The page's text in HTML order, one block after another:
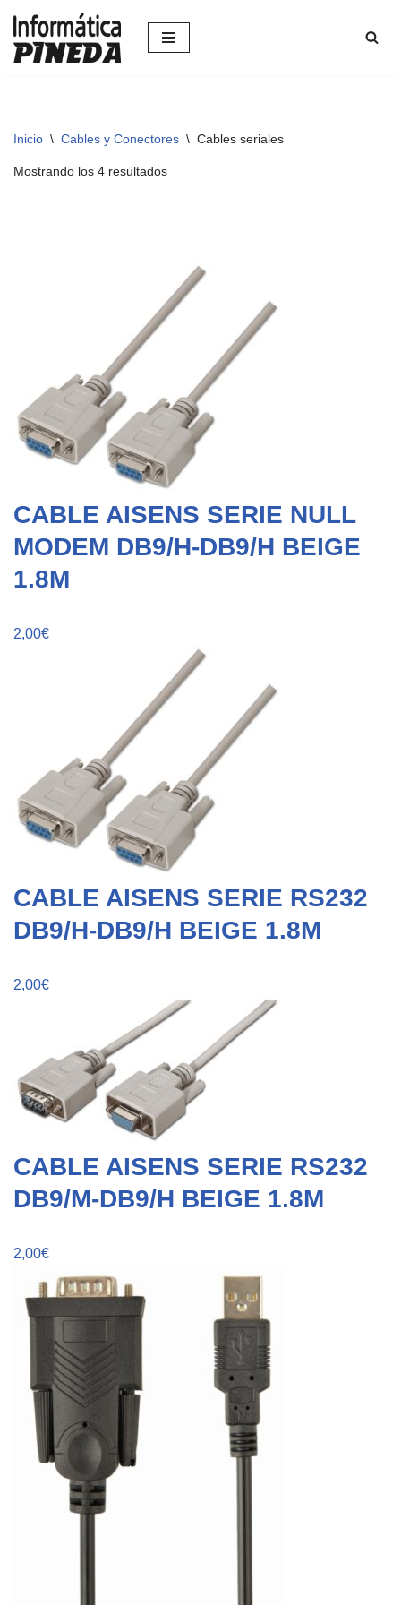
Saltar
Inicio \ Cables y Conectores \ Cables seriales
Mostrando los 4 resultados
CABLE AISENS SERIE NULL
MODEM DB9/H-DB9/H BEIGE
1.8M
2,00€
CABLE AISENS SERIE RS232
DB9/H-DB9/H BEIGE 1.8M
2,00€
CABLE AISENS SERIE RS232
DB9/M-DB9/H BEIGE 1.8M
2,00€